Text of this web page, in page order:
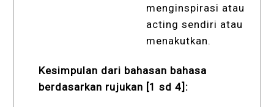
menginspirasi atau
acting sendiri atau
menakutkan.
Kesimpulan dari bahasan bahasa
berdasarkan rujukan [1 sd 4]: